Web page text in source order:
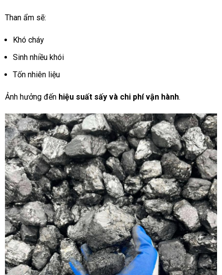
Than ẩm sẽ:
Khó cháy
Sinh nhiều khói
Tốn nhiên liệu
Ảnh hưởng đến hiệu suất sấy và chi phí vận hành.